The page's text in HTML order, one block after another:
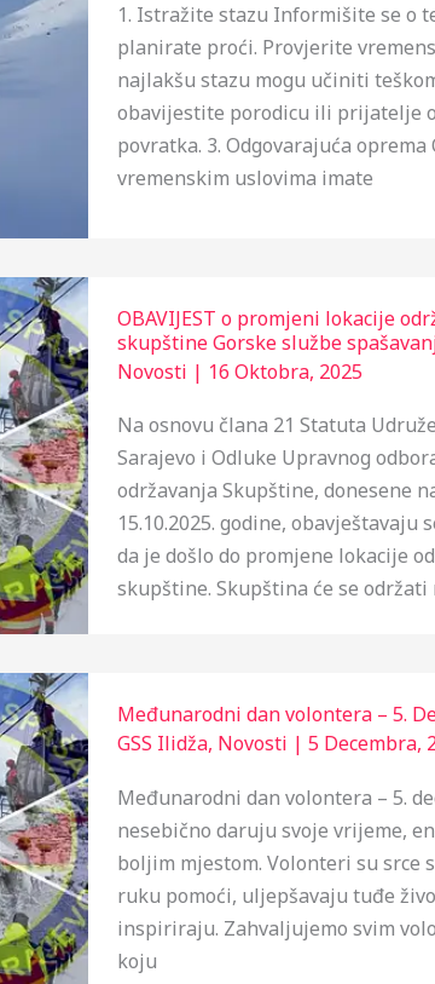
1. Istražite stazu Informišite se o
planirate proći. Provjerite
najlakšu stazu mogu učiniti
obavijestite porodicu ili prijatelje
povratka. 3. Odgovarajuća
vremenskim uslovima imate
OBAVIJEST o promjeni lokacije
skupštine Gorske službe
Novosti | 16 Oktobra, 2025
Na osnovu člana 21 Statuta
Sarajevo i Odluke Upravnog
održavanja Skupštine, donesene
15.10.2025. godine,
da je došlo do promjene lokacije
skupštine. Skupština će se
Međunarodni dan volontera – 5.
GSS Ilidža, Novosti | 5 Decembra,
Međunarodni dan volontera – 5.
nesebično daruju svoje vrijeme,
boljim mjestom. Volonteri su srce
ruku pomoći, uljepšavaju tuđe
inspiriraju. Zahvaljujemo svim
koju